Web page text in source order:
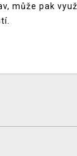
může pak